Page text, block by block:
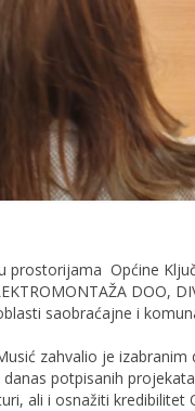
prostorijama Općine
DOO,
saobraćajne i
zahvalio je
danas potpisanih
ali i osnažiti kredibilitet